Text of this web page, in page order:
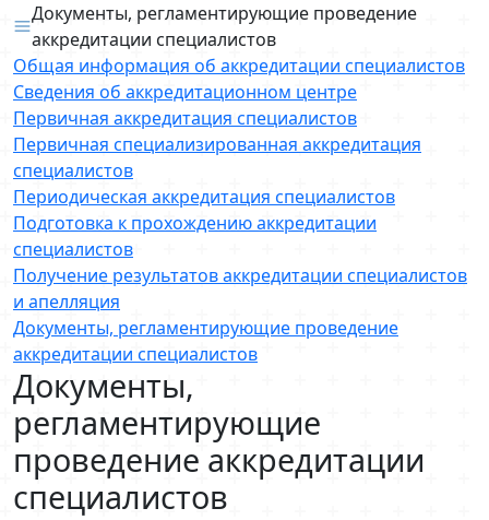
Документы, регламентирующие проведение
аккредитации специалистов
Общая информация об аккредитации специалистов
Сведения об аккредитационном центре
Первичная аккредитация специалистов
Первичная специализированная аккредитация
специалистов
Периодическая аккредитация специалистов
Подготовка к прохождению аккредитации
специалистов
Получение результатов аккредитации специалистов
и апелляция
Документы, регламентирующие проведение
аккредитации специалистов
Документы,
регламентирующие
проведение аккредитации
специалистов